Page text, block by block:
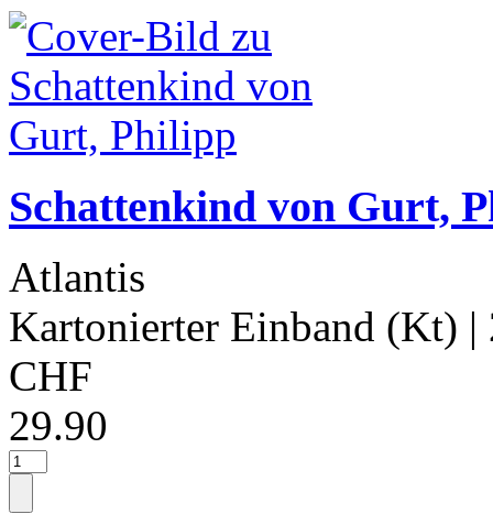
Schattenkind von Gurt,
Atlantis
Kartonierter Einband (Kt) |
CHF
29.90